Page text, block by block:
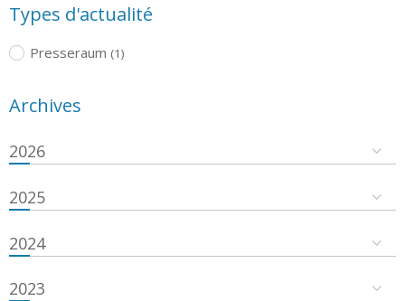
Types d'actualité
Presseraum (1)
Archives
2026
2025
2024
2023